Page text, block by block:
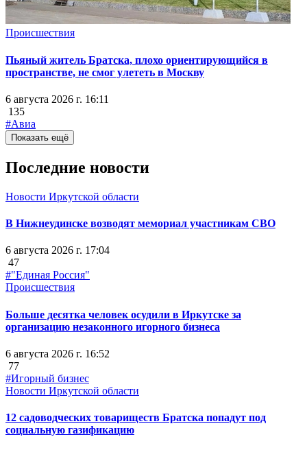
Происшествия
Пьяный житель Братска, плохо ориентирующийся в
пространстве, не смог улететь в Москву
6 августа 2026 г. 16:11
135
#Авиа
Показать ещё
Последние новости
Новости Иркутской области
В Нижнеудинске возводят мемориал участникам СВО
6 августа 2026 г. 17:04
47
#"Единая Россия"
Происшествия
Больше десятка человек осудили в Иркутске за
организацию незаконного игорного бизнеса
6 августа 2026 г. 16:52
77
#Игорный бизнес
Новости Иркутской области
12 садоводческих товариществ Братска попадут под
социальную газификацию